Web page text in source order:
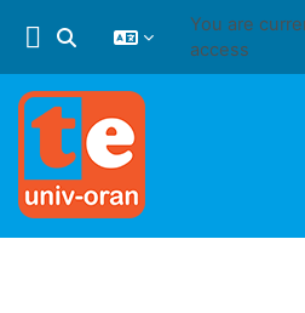
Toggle search input
You are
access